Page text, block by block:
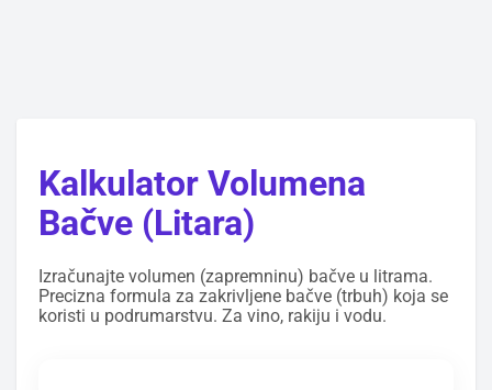
Kalkulator Volumena
Bačve (Litara)
Izračunajte volumen (zapremninu) bačve u litrama.
Precizna formula za zakrivljene bačve (trbuh) koja se
koristi u podrumarstvu. Za vino, rakiju i vodu.